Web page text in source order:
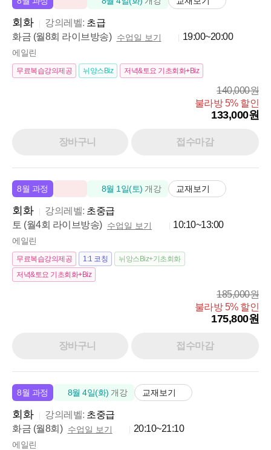
회화 강의레벨: 초급
화금 (월8회 라이브방송) 수업일 보기 19:00~20:00
에일린
무료복습강의제공 뉘앙스Biz 저녁&토요 기초회화+Biz
140,000원
불라방 5% 할인
133,000원
장바구니 접수마감
8월 과정 8월 1일(토) 개강 교재보기
회화 강의레벨: 초중급
토 (월4회 라이브방송) 수업일 보기 10:10~13:00
에일린
무료복습강의제공 1:1 코칭
뉘앙스Biz+기초회화
저녁&토요 기초회화+Biz
185,000원
불라방 5% 할인
175,800원
장바구니 접수마감
8월 과정 8월 4일(화) 개강 교재보기
회화 강의레벨: 초중급
화금 (월8회) 수업일 보기 20:10~21:10
에일린